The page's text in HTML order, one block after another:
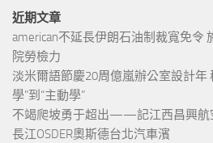
近期文章
american不延長伊朗石油制裁寬免令
院勞檢力
淡米爾語節慶20周億嵐辦公室設計年
學”到“主動學”
不竭爬坡勇于超出——記江西昌興航
長江OSDER奧斯德台北汽車濱